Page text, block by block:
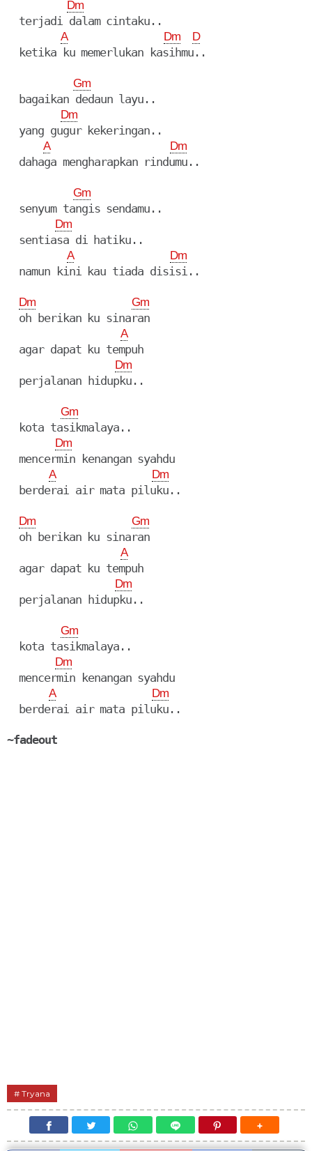
Dm
  terjadi dalam cintaku..
A Dm D
  ketika ku memerlukan kasihmu..
Gm
  bagaikan dedaun layu..
Dm
  yang gugur kekeringan..
A Dm
  dahaga mengharapkan rindumu..
Gm
  senyum tangis sendamu..
Dm
  sentiasa di hatiku..
A Dm
  namun kini kau tiada disisi..
Dm Gm
  oh berikan ku sinaran
A
  agar dapat ku tempuh
Dm
  perjalanan hidupku..
Gm
  kota tasikmalaya..
Dm
  mencermin kenangan syahdu
A Dm
  berderai air mata piluku..
Dm Gm
  oh berikan ku sinaran
A
  agar dapat ku tempuh
Dm
  perjalanan hidupku..
Gm
  kota tasikmalaya..
Dm
  mencermin kenangan syahdu
A Dm
  berderai air mata piluku..
~fadeout
Tryana